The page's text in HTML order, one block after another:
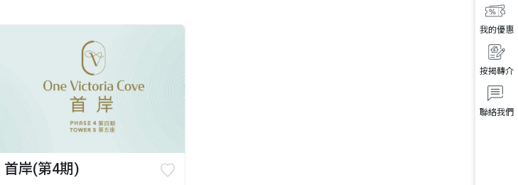
聯絡我們
按揭轉介
我的優惠
首岸(第4期)